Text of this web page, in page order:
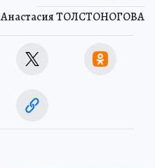
Анастасия ТОЛСТОНОГОВА